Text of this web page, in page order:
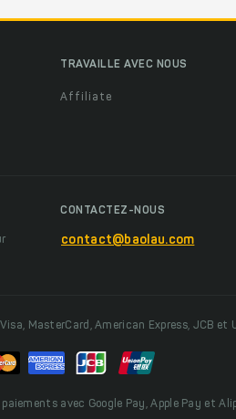
TRAVAILLE AVEC NOUS
Affiliate
CONTACTEZ-NOUS
contact@baolau.com
MasterCard, American Express, JCB et
avec Google Pay, Apple Pay et